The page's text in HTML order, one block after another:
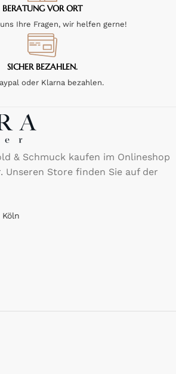
BERATUNG VOR ORT
Ihre Fragen, wir helfen gerne!
SICHER BEZAHLEN.
oder Klarna bezahlen.
& Schmuck kaufen im Onlineshop
Unseren Store finden Sie auf der
Köln